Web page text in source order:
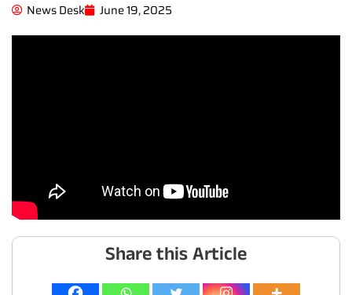
News Desk June 19, 2025
Share this Article